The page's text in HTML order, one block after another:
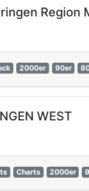
Region
2000er 90er
WEST
Charts 2000er